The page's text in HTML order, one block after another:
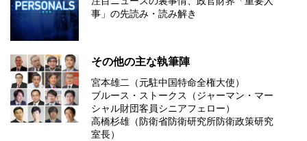
事」の先読み・読み解き
その他の主な執筆陣
宮本雄二（元駐中国特命全権大使）
ブルース・ストークス（ジャーマン・マー
シャル財団客員シニアフェロー）
高橋杉雄（防衛省防衛研究所防衛政策研究
室長）